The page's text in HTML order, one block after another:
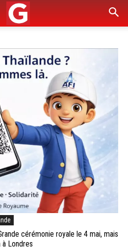
cérémonie royale le 4 mai, mais
à Londres